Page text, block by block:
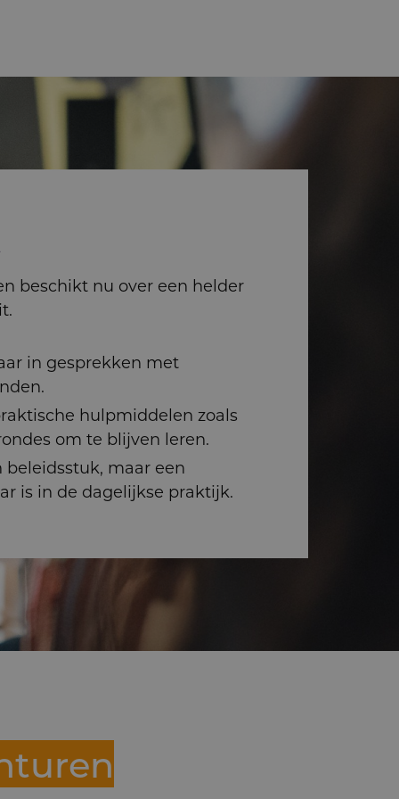
beschikt nu over een helder
in gesprekken met
hulpmiddelen zoals
om te blijven leren.
maar een
is in de dagelijkse praktijk.